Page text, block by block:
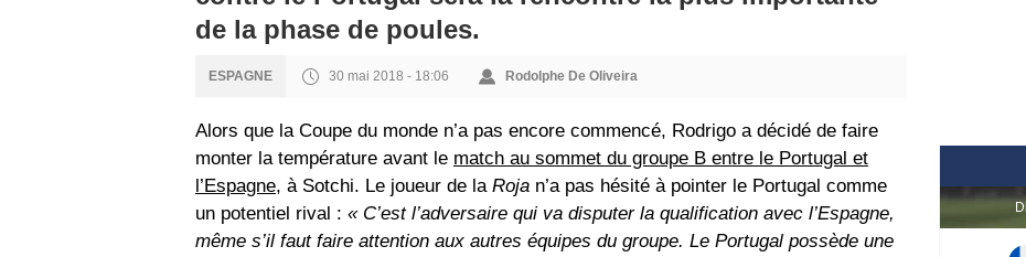
de la phase de poules.
ESPAGNE 30 mai 2018 - 18:06 Rodolphe De Oliveira
Alors que la Coupe du monde n’a pas encore commencé, Rodrigo a décidé de faire
monter la température avant le match au sommet du groupe B entre le Portugal et
l’Espagne, à Sotchi. Le joueur de la Roja n’a pas hésité à pointer le Portugal comme
un potentiel rival : « C’est l’adversaire qui va disputer la qualification avec l’Espagne,
même s’il faut faire attention aux autres équipes du groupe. Le Portugal possède une